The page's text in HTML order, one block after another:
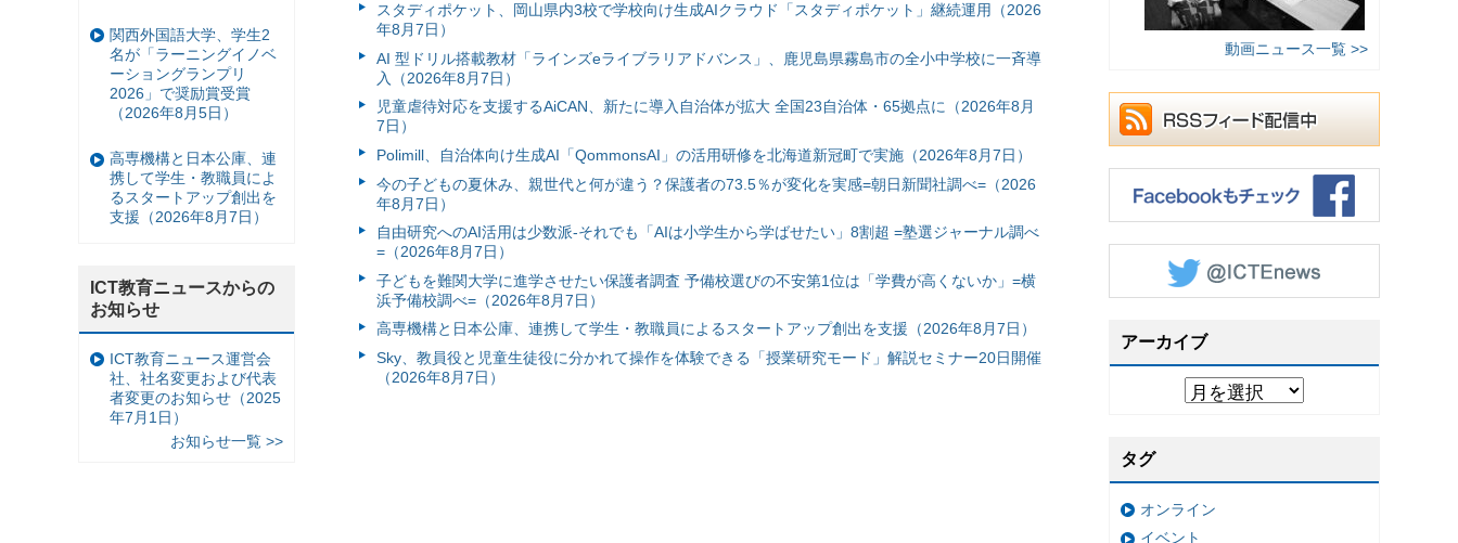
スタディポケット、岡山県内3校で学校向け生成AIクラウド「スタディポケット」継続運用（2026
年8月7日）
AI 型ドリル搭載教材「ラインズeライブラリアドバンス」、鹿児島県霧島市の全小中学校に一斉導
入（2026年8月7日）
児童虐待対応を支援するAiCAN、新たに導入自治体が拡大 全国23自治体・65拠点に（2026年8月
7日）
Polimill、自治体向け生成AI「QommonsAI」の活用研修を北海道新冠町で実施（2026年8月7日）
今の子どもの夏休み、親世代と何が違う？保護者の73.5％が変化を実感=朝日新聞社調べ=（2026
年8月7日）
自由研究へのAI活用は少数派-それでも「AIは小学生から学ばせたい」8割超 =塾選ジャーナル調べ
=（2026年8月7日）
子どもを難関大学に進学させたい保護者調査 予備校選びの不安第1位は「学費が高くないか」=横
浜予備校調べ=（2026年8月7日）
高専機構と日本公庫、連携して学生・教職員によるスタートアップ創出を支援（2026年8月7日）
Sky、教員役と児童生徒役に分かれて操作を体験できる「授業研究モード」解説セミナー20日開催
（2026年8月7日）
動画ニュース一覧 >>
アーカイブ
タグ
オンライン
イベント
関西外国語大学、学生2
名が「ラーニングイノベ
ーショングランプリ
2026」で奨励賞受賞
（2026年8月5日）
高専機構と日本公庫、連
携して学生・教職員によ
るスタートアップ創出を
支援（2026年8月7日）
ICT教育ニュースからの
お知らせ
ICT教育ニュース運営会
社、社名変更および代表
者変更のお知らせ（2025
年7月1日）
お知らせ一覧 >>